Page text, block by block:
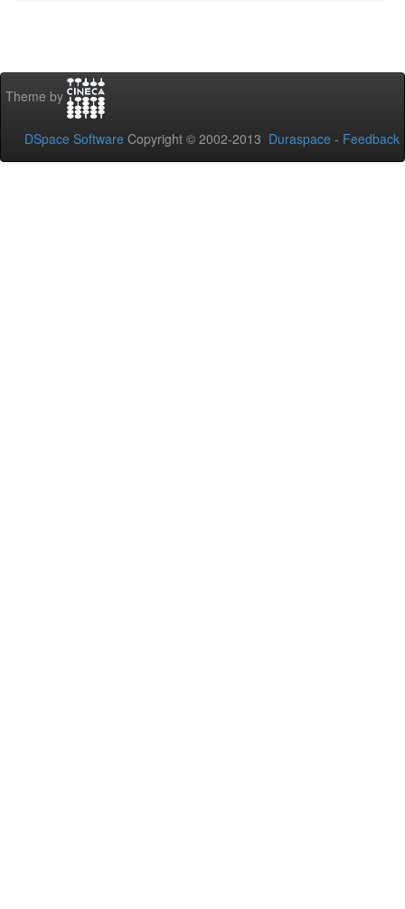
Theme by
DSpace Software Copyright © 2002-2013 Duraspace - Feedback